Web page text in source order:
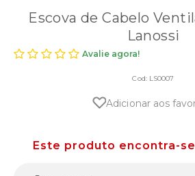
Escova de Cabelo
Lanossi
Avalie agora!
Cod: LS0007
Adicionar aos